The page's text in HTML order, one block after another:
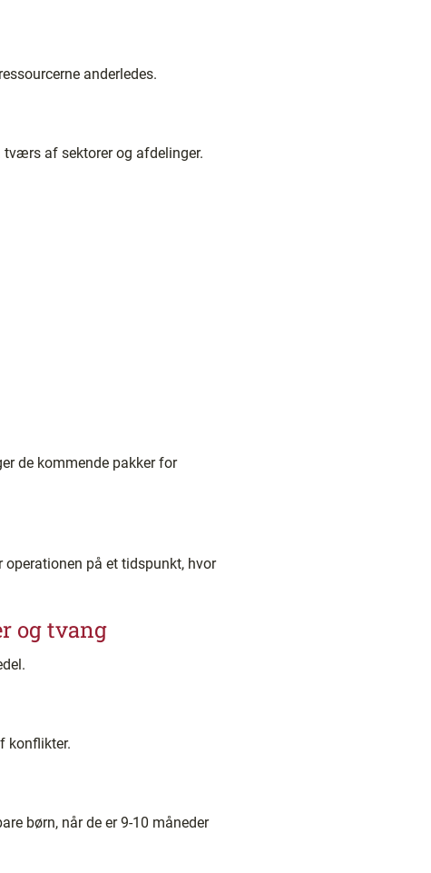
anderledes.
af sektorer og afdelinger.
de kommende pakker for
på et tidspunkt, hvor
og tvang
konflikter.
børn, når de er 9-10 måneder